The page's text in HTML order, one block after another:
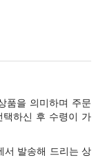
품을 의미하며 주문
하신 후 수령이 가
서 발송해 드리는 상